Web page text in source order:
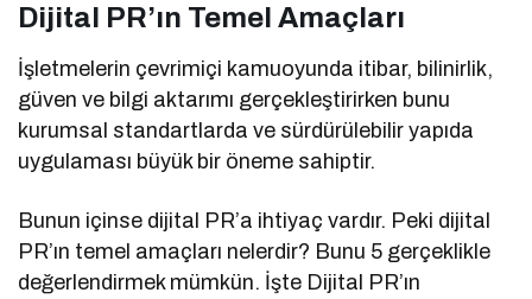
Dijital PR’ın Temel Amaçları
İşletmelerin çevrimiçi kamuoyunda itibar, bilinirlik,
güven ve bilgi aktarımı gerçekleştirirken bunu
kurumsal standartlarda ve sürdürülebilir yapıda
uygulaması büyük bir öneme sahiptir.
Bunun içinse dijital PR’a ihtiyaç vardır. Peki dijital
PR’ın temel amaçları nelerdir? Bunu 5 gerçeklikle
değerlendirmek mümkün. İşte Dijital PR’ın